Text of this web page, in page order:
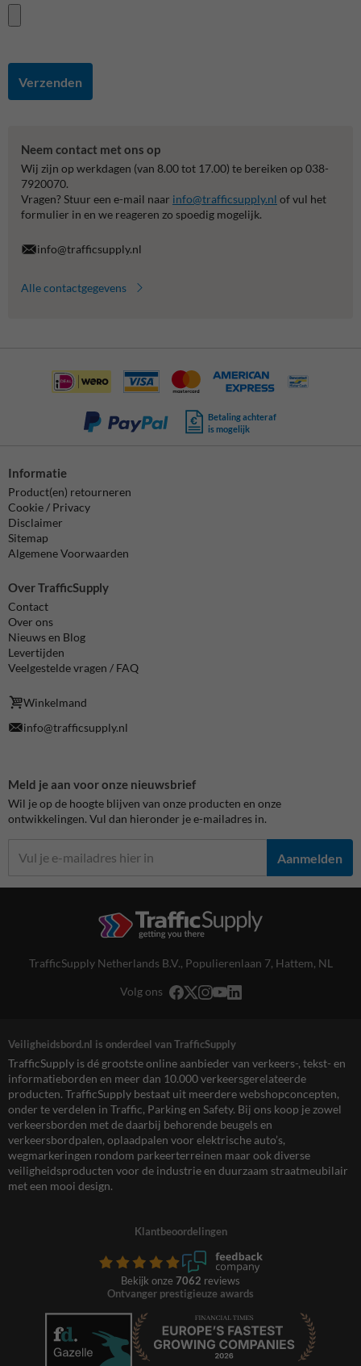
Verzenden
Neem contact met ons op
Wij zijn op werkdagen (van 8.00 tot 17.00) te bereiken op 038-
7920070.
Vragen? Stuur een e-mail naar info@trafficsupply.nl of vul het
formulier in en we reageren zo spoedig mogelijk.
info@trafficsupply.nl
Alle contactgegevens
Betaling achteraf
is mogelijk
Informatie
Product(en) retourneren
Cookie / Privacy
Disclaimer
Sitemap
Algemene Voorwaarden
Over TrafficSupply
Contact
Over ons
Nieuws en Blog
Levertijden
Veelgestelde vragen / FAQ
Winkelmand
info@trafficsupply.nl
Meld je aan voor onze nieuwsbrief
Wil je op de hoogte blijven van onze producten en onze
ontwikkelingen. Vul dan hieronder je e-mailadres in.
Aanmelden
TrafficSupply Netherlands B.V., Populierenlaan 7, Hattem, NL
Volg ons
Veiligheidsbord.nl is onderdeel van TrafficSupply
TrafficSupply is dé grootste online aanbieder van verkeers-, tekst- en
informatieborden en meer dan 10.000 verkeersgerelateerde
producten. TrafficSupply bestaat uit meerdere webshopconcepten,
onder te verdelen in Traffic, Parking en Safety. Bij ons koop je zowel
verkeersborden met de daarbij behorende beugels en
verkeersbordpalen, oplaadpalen voor elektrische auto’s,
wegmarkeringen rondom parkeerterreinen maar ook diverse
veiligheidsproducten voor de industrie en duurzaam straatmeubilair
met een mooi design.
Klantbeoordelingen
Bekijk onze 7062 reviews
Ontvanger prestigieuze awards